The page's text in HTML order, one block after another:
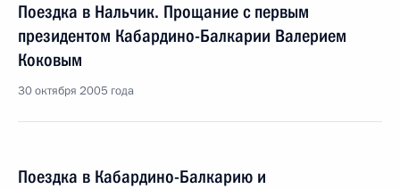
Поездка в Нальчик. Прощание с первым
президентом Кабардино-Балкарии Валерием
Коковым
30 октября 2005 года
Поездка в Кабардино-Балкарию и